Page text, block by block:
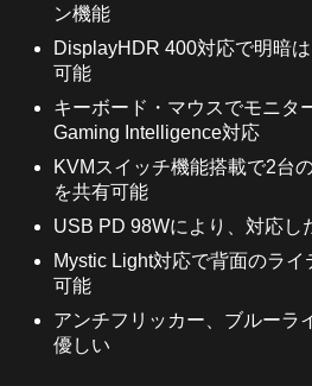
ン機能
DisplayHDR 400対応で明暗
可能
キーボード・マウスでモニタ
Gaming Intelligence対応
KVMスイッチ機能搭載で2台
を共有可能
USB PD 98Wにより、対応し
Mystic Light対応で背面のラ
可能
アンチフリッカー、ブルーラ
優しい